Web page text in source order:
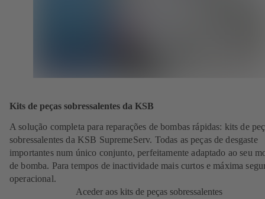
Kits de peças sobressalentes da KSB
A solução completa para reparações de bombas rápidas: kits de
sobressalentes da KSB SupremeServ. Todas as peças de desgaste
importantes num único conjunto, perfeitamente adaptado ao seu
de bomba. Para tempos de inactividade mais curtos e máxima
operacional.
Aceder aos kits de peças sobressalentes